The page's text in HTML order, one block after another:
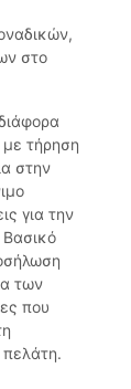
στο
τήρηση
στην
για την
των
που